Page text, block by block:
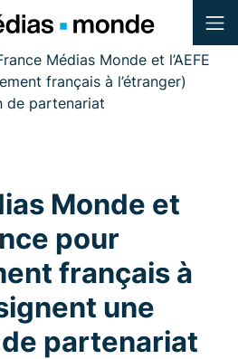
Médias Monde et l’AEFE
français à l’étranger)
de partenariat
Monde et
pour
français à
une
partenariat